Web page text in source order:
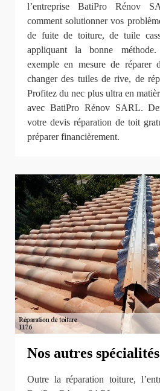
l’entreprise BatiPro Rénov
comment solutionner vos
de fuite de toiture, de tuile
appliquant la bonne
exemple en mesure de réparer
changer des tuiles de rive, de
Profitez du nec plus ultra en
avec BatiPro Rénov SARL.
votre devis réparation de toit
préparer financièrement.
Nos autres spécialités
Outre la réparation toiture,